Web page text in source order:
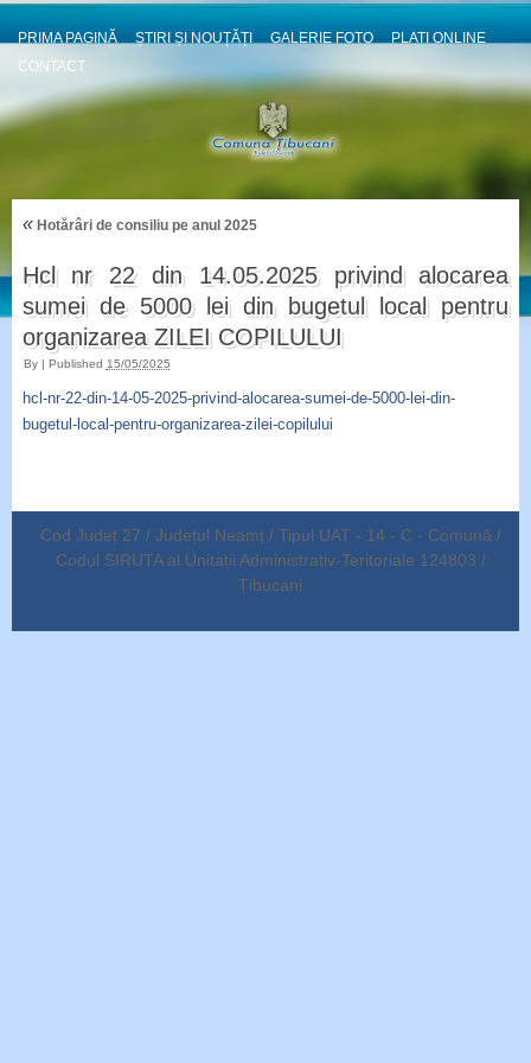
PRIMA PAGINĂ ȘTIRI ȘI NOUȚĂȚI GALERIE FOTO
PLATI ONLINE
CONTACT
«Hotărâri de consiliu pe anul 2025
Hcl nr 22 din 14.05.2025 privind alocarea
sumei de 5000 lei din bugetul local pentru
organizarea ZILEI COPILULUI
By | Published 15/05/2025
hcl-nr-22-din-14-05-2025-privind-alocarea-sumei-de-5000-lei-din-
bugetul-local-pentru-organizarea-zilei-copilului
Cod Județ 27 / Județul Neamț / Tipul UAT - 14 - C - Comună /
Codul SIRUTA al Unitații Administrativ-Teritoriale 124803 /
Țibucani